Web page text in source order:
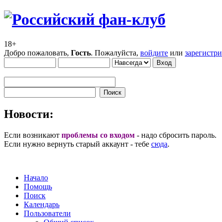
18+
Добро пожаловать, Гость. Пожалуйста, войдите или
Новости:
Если возникают проблемы со входом - надо сбросить пароль.
Если нужно вернуть старый аккаунт - тебе сюда.
Начало
Помощь
Поиск
Календарь
Пользователи